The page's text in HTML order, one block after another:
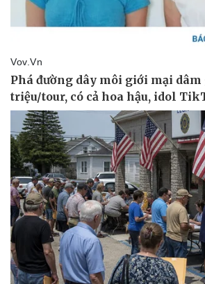
Tư vấn luật Phân tích